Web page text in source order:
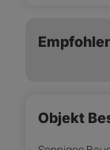
Objekt